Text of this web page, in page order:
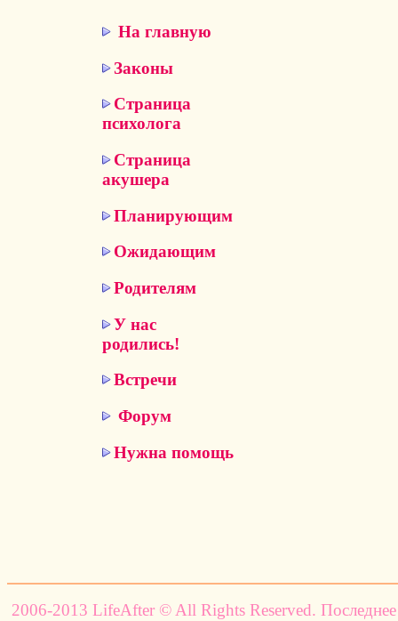
На главную
Законы
Страница
психолога
Страница
акушера
Планирующим
Ожидающим
Родителям
У нас
родились!
Встречи
Форум
Нужна помощь
2006-2013 LifeAfter © All Rights Reserved.